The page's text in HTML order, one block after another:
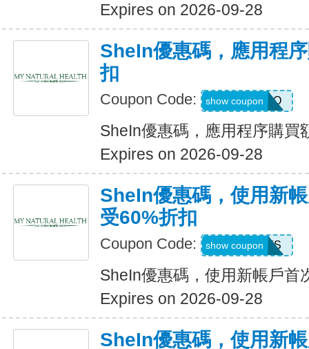
Expires on 2026-09-28
SheIn優惠碼，應用程
扣
Coupon Code: 4LA4Q
show coupon
SheIn優惠碼，應用程序購買
Expires on 2026-09-28
SheIn優惠碼，使用新
受60%折扣
Coupon Code: 8EEFS
show coupon
SheIn優惠碼，使用新帳戶首
Expires on 2026-09-28
SheIn優惠碼，使用新